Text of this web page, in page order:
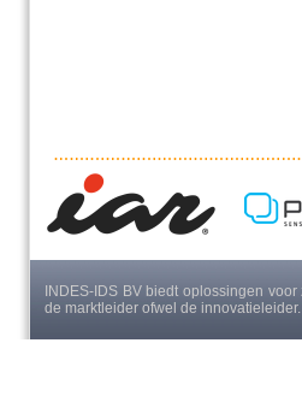
INDES-IDS BV biedt oplossingen
de marktleider ofwel de